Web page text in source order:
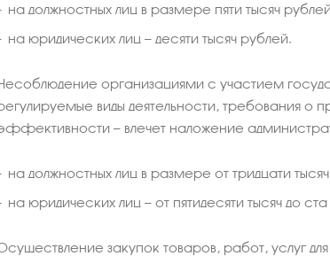
на должностных лиц в размере пяти тысяч
на юридических лиц — десяти тысяч рублей.
организациями с участием
виды деятельности, требования
— влечет наложение
на должностных лиц в размере от тридцати
на юридических лиц — от пятидесяти тысяч до
закупок товаров, работ, услуг